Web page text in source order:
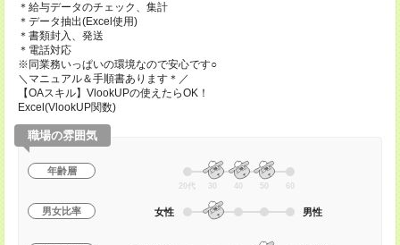
＊給与データのチェック、集計
＊データ抽出(Excel使用)
＊書類封入、発送
＊電話対応
※同業務いっぱいの環境なので安心です○
＼マニュアル＆手順書あります＊／
【OAスキル】VlookUPの使えたらOK！
Excel(VlookUP関数)
職場の雰囲気
年齢層
20代 30 40 50 60
男女比率 女性 男性